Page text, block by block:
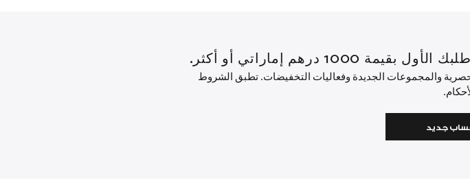
والمجموعات الجديدة وفعاليات التخفيضات. تطبق الشروط
جديد